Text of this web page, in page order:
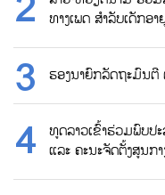
ທາງເພດ ສຳລັບເດັກອ
ຮອງນາຍົກລັດຖະມົນຕີ
ທູດລາວເຂົ້າຮ່ວມພົບປ
ແລະ ຄະນະຈັດຕັ້ງສູນ